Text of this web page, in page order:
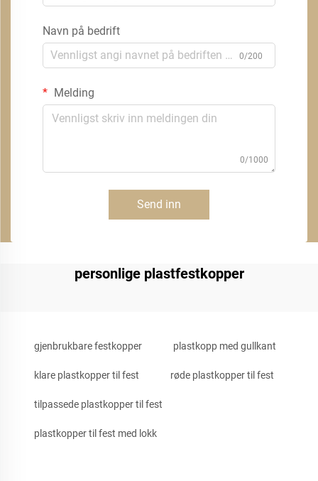
Navn på bedrift
0/200
Melding
0/1000
Send inn
personlige plastfestkopper
gjenbrukbare festkopper plastkopp med gullkant
klare plastkopper til fest røde plastkopper til fest
tilpassede plastkopper til fest
plastkopper til fest med lokk